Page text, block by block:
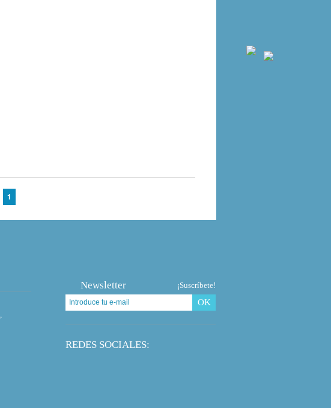
1
Newsletter ¡Suscríbete!
OK
REDES SOCIALES: